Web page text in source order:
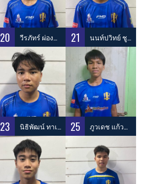
20 วีรภัทร์ ผ่องฉวี 21 นนท์ปวิทย์ ชูวงษ์
23 นิธิพัฒน์ ทาเอื้อ 25 ภูวเดช แก้วกระจาย